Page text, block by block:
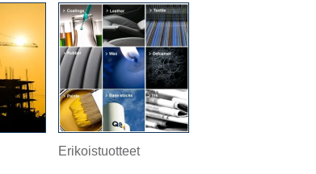
Erikoistuotteet